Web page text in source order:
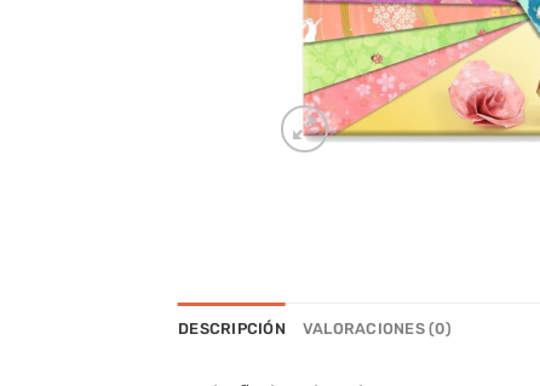
DESCRIPCIÓN VALORACIONES (0)